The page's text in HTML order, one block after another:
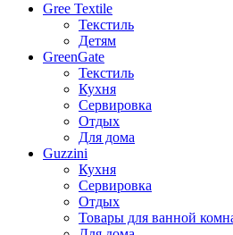
Gree Textile
Текстиль
Детям
GreenGate
Текстиль
Кухня
Сервировка
Отдых
Для дома
Guzzini
Кухня
Сервировка
Отдых
Товары для ванной